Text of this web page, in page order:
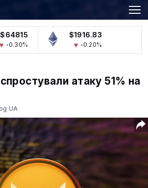
$64815
-0.30%
$1916.83
-0.20%
атаку 51% на
UA